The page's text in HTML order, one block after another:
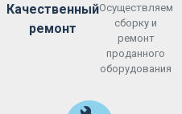
Качественный
ремонт
Осуществляем
сборку и
ремонт
проданного
оборудования